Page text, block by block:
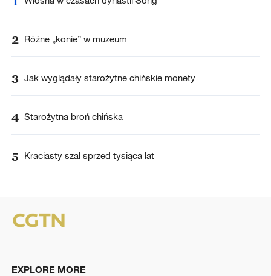
2 Różne „konie” w muzeum
3 Jak wyglądały starożytne chińskie monety
4 Starożytna broń chińska
5 Kraciasty szal sprzed tysiąca lat
EXPLORE MORE